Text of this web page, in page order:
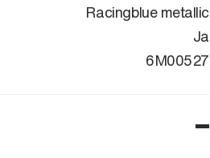
Racingblue metallic
Ja
6M00527